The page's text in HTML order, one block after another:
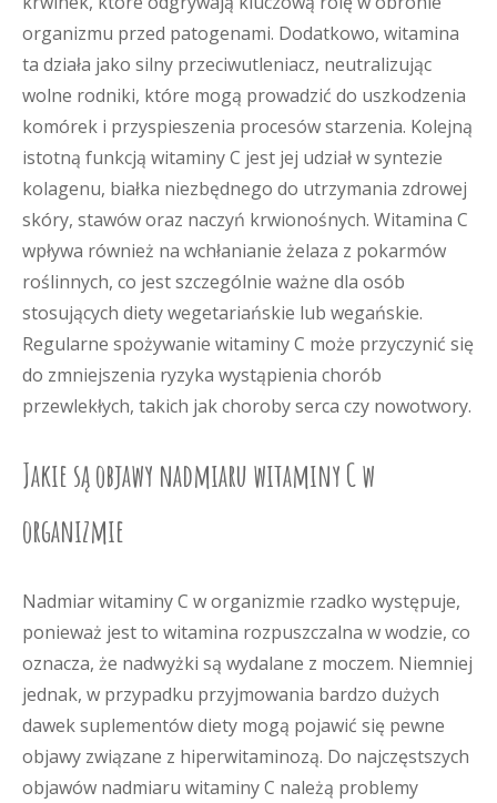
organizmu przed patogenami. Dodatkowo, witamina
ta działa jako silny przeciwutleniacz, neutralizując
wolne rodniki, które mogą prowadzić do uszkodzenia
komórek i przyspieszenia procesów starzenia. Kolejną
istotną funkcją witaminy C jest jej udział w syntezie
kolagenu, białka niezbędnego do utrzymania zdrowej
skóry, stawów oraz naczyń krwionośnych. Witamina C
wpływa również na wchłanianie żelaza z pokarmów
roślinnych, co jest szczególnie ważne dla osób
stosujących diety wegetariańskie lub wegańskie.
Regularne spożywanie witaminy C może przyczynić się
do zmniejszenia ryzyka wystąpienia chorób
przewlekłych, takich jak choroby serca czy nowotwory.
Jakie są objawy nadmiaru witaminy C w
organizmie
Nadmiar witaminy C w organizmie rzadko występuje,
ponieważ jest to witamina rozpuszczalna w wodzie, co
oznacza, że nadwyżki są wydalane z moczem. Niemniej
jednak, w przypadku przyjmowania bardzo dużych
dawek suplementów diety mogą pojawić się pewne
objawy związane z hiperwitaminozą. Do najczęstszych
objawów nadmiaru witaminy C należą problemy